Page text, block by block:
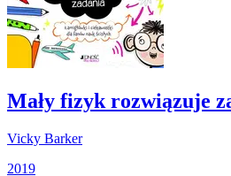
Mały fizyk rozwiązuje
Vicky Barker
2019